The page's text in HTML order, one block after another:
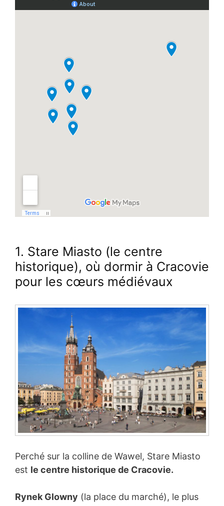
1. Stare Miasto (le centre
historique), où dormir à Cracovie
pour les cœurs médiévaux
Perché sur la colline de Wawel, Stare Miasto
est le centre historique de Cracovie.
Rynek Glowny (la place du marché), le plus